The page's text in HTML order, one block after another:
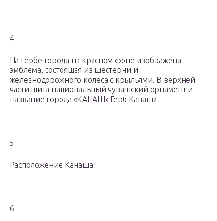
4
На гербе города на красном фоне изображена
эмблема, состоящая из шестерни и
железнодорожного колеса с крыльями. В верхней
части щита национальный чувашский орнамент и
название города «КАНАШ» Герб Канаша
5
Расположение Канаша
6